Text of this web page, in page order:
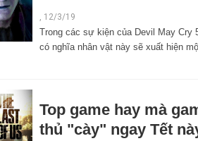
12/3/19
Trong các sự kiện của Devil May Cry
có nghĩa nhân vật này sẽ xuất hiện
Top game hay mà
thủ "cày" ngay Tết